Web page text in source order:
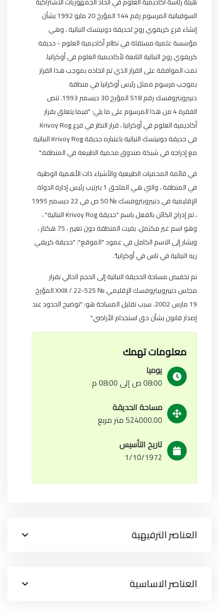
السوفياتية المرسوم رقم 144 المؤرخ 20 مايو 1992 بشأن
إنشاء فرع كريفوي روج لحديقة دونيتسك النباتية ، وهي
مؤسسة علمية مستقلة في نظام أكاديمية العلوم - حديقة
كريفوي روج النباتية التابعة لأكاديمية العلوم في أوكرانيا.
تمت الموافقة على القرار الذي تم اتخاذه بموجب هذا القرار
بموجب مرسوم ممثل رئيس أوكرانيا في منطقة
دنيبروبتروفسك رقم 518 المؤرخ 30 ديسمبر 1993. تنص
الفقرة 4 من هذا المرسوم على ما يلي: "فيما يتعلق بقرار
أكاديمية العلوم في أوكرانيا ، قرار النظر في فرع Krivoy Rog
في حديقة دونيتسك النباتية باعتباره حديقة Krivoy Rog النباتية
مع إدراجه في شبكة صندوق محمية الطبيعة في المنطقة."
في قائمة المحميات الطبيعية والأشياء ذات الأهمية الوطنية
في المنطقة ، والتي هي الملحق 1 بترتيب رئيس إدارة الدولة
الإقليمية في دنيبروبتروفسك № 50 ص في 22 ديسمبر 1995
، تم إدراج الكائن بالفعل باسم "حديقة Krivoy Rog النباتية" ،
وهو اسم غير مكتمل. بقيت المنطقة دون تغيير ، 75 هكتار ،
ويشار إلى الاسم الكامل في عمود "الموقع": "حديقة كريفي
ريه النباتية في ناس في أوكرانيا".
تم تخفيض مساحة الحديقة النباتية إلى الحجم الحالي بقرار
مجلس دنيبروبيتروفسك الإقليمي № 525-22 / XXIII المؤرخ
19 مارس 2002. سبب تقليل المساحة هو: "توضيح الحدود عند
إصدار قانون بشأن حق استخدام الأراضي"
معلومات تهمك
يوميا
08:00 ص إلى 08:00 م
مساحة الحديقة
524000.00 متر مربع
تاريخ التأسيس
1/10/1972
العناصر الترفيهية
العناصر الاساسية